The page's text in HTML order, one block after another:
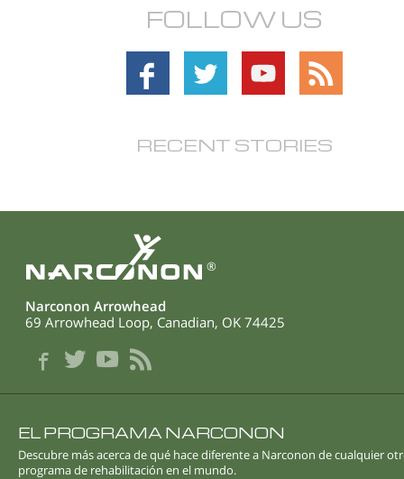
FOLLOW US
RECENT STORIES
®
Narconon Arrowhead
69 Arrowhead Loop, Canadian, OK 74425
EL PROGRAMA NARCONON
Descubre más acerca de qué hace diferente a Narconon de cualquier
programa de rehabilitación en el mundo.